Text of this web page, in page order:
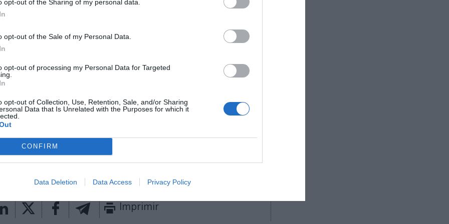
opt-out of the Sharing of my personal data.
opt-out of the Sale of my Personal Data.
opt-out of processing my Personal Data for Targeted
opt-out of Collection, Use, Retention, Sale, and/or Sharing
Data that Is Unrelated with the Purposes for which it
CONFIRM
Data Deletion Data Access Privacy Policy
de nuevas tecnologías en el ámbito audiovisual. Asimismo, el
apuesta por intentar
encabezado por el propio Cruz.
de 75 años, además de por su larga carrera en el mundo de la
gestor de museos es conocido por ser integrante del grupo
. En 1987 creó junto a Josep Maria Mainat la productora
que fue director general ejecutivo hasta 2010. Hace una
marcha Reset TV, productora que sigue presidiendo en estos
como fuente preferida de Google de forma
con las últimas noticias de actualidad.
Imprimir